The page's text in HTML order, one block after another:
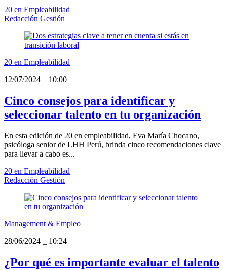
20 en Empleabilidad
Redacción Gestión
20 en Empleabilidad
12/07/2024
10:00
Cinco consejos para identificar y
seleccionar talento en tu organización
En esta edición de 20 en empleabilidad, Eva María Chocano,
psicóloga senior de LHH Perú, brinda cinco recomendaciones clave
para llevar a cabo es...
20 en Empleabilidad
Redacción Gestión
Management & Empleo
28/06/2024
10:24
¿Por qué es importante evaluar el talento